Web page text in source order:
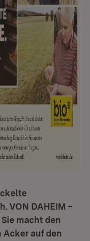
VON DAHEIM –
macht den
Acker auf den